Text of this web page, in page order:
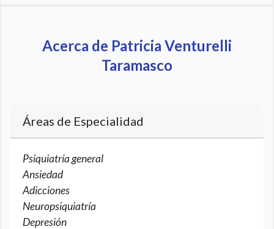
Acerca de Patricia Venturelli
Taramasco
Áreas de Especialidad
Psiquiatría general
Ansiedad
Adicciones
Neuropsiquiatría
Depresión